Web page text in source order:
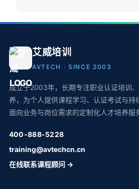
艾威培训
AVTECH · SINCE 2003
成立于2003年，长期专注职业认证培训
养，为个人提供课程学习、认证考试与持
面向业务与岗位需求的定制化人才培养服
400-888-5228
training@avtechcn.cn
在线联系课程顾问 →